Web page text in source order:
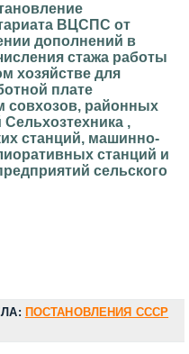
ВЦСПС от
дополнений в
стажа работы
хозяйстве для
плате
совхозов, районных
,
станций, машинно-
станций и
сельского
ПОСТАНОВЛЕНИЯ СССР